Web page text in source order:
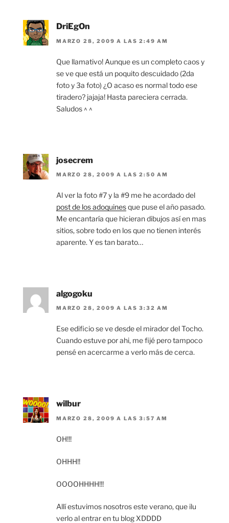
DriEgOn
MARZO 28, 2009 A LAS 2:49 AM
Que llamativo! Aunque es un completo caos y
se ve que está un poquito descuidado (2da
foto y 3a foto) ¿O acaso es normal todo ese
tiradero? jajaja! Hasta pareciera cerrada.
Saludos ^ ^
josecrem
MARZO 28, 2009 A LAS 2:50 AM
Al ver la foto #7 y la #9 me he acordado del
post de los adoquinesque puse el año pasado.
Me encantaría que hicieran dibujos así en mas
sitios, sobre todo en los que no tienen interés
aparente. Y es tan barato…
algogoku
MARZO 28, 2009 A LAS 3:32 AM
Ese edificio se ve desde el mirador del Tocho.
Cuando estuve por ahi, me fijé pero tampoco
pensé en acercarme a verlo más de cerca.
wilbur
MARZO 28, 2009 A LAS 3:57 AM
OH!!!
OHHH!!
OOOOHHHH!!!
Allí estuvimos nosotros este verano, que ilu
verlo al entrar en tu blog XDDDD